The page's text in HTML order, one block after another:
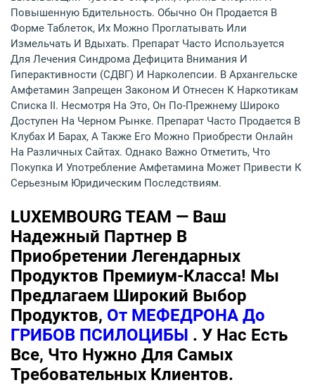
Повышенную Бдительность. Обычно Он Продается В
Форме Таблеток, Их Можно Проглатывать Или
Измельчать И Вдыхать. Препарат Часто Используется
Для Лечения Синдрома Дефицита Внимания И
Гиперактивности (СДВГ) И Нарколепсии. В Архангельске
Амфетамин Запрещен Законом И Отнесен К Наркотикам
Списка II. Несмотря На Это, Он По-Прежнему Широко
Доступен На Черном Рынке. Препарат Часто Продается В
Клубах И Барах, А Также Его Можно Приобрести Онлайн
На Различных Сайтах. Однако Важно Отметить, Что
Покупка И Употребление Амфетамина Может Привести К
Серьезным Юридическим Последствиям.
LUXEMBOURG TEAM — Ваш
Надежный Партнер В
Приобретении Легендарных
Продуктов Премиум-Класса! Мы
Предлагаем Широкий Выбор
Продуктов, От МЕФЕДРОНА До
ГРИБОВ ПСИЛОЦИБЫ . У Нас Есть
Все, Что Нужно Для Самых
Требовательных Клиентов.